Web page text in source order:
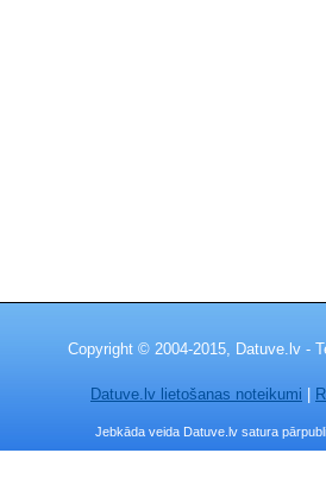
Copyright © 2004-2015, Datuve.lv -
Datuve.lv lietošanas noteikumi
Jebkāda veida Datuve.lv satura